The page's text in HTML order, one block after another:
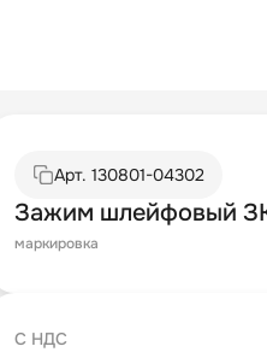
Арт. 130801-04302
Зажим шлейфовый
маркировка
С НДС